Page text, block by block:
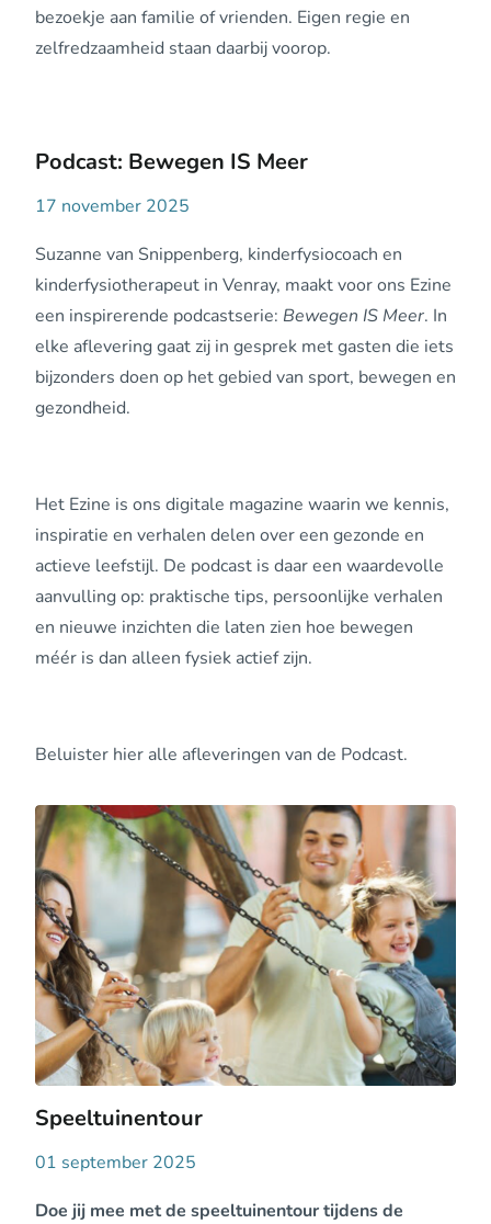
bezoekje aan familie of vrienden. Eigen regie en
zelfredzaamheid staan daarbij voorop.
Podcast: Bewegen IS Meer
17 november 2025
Suzanne van Snippenberg, kinderfysiocoach en
kinderfysiotherapeut in Venray, maakt voor ons Ezine
een inspirerende podcastserie: Bewegen IS Meer. In
elke aflevering gaat zij in gesprek met gasten die iets
bijzonders doen op het gebied van sport, bewegen en
gezondheid.
Het Ezine is ons digitale magazine waarin we kennis,
inspiratie en verhalen delen over een gezonde en
actieve leefstijl. De podcast is daar een waardevolle
aanvulling op: praktische tips, persoonlijke verhalen
en nieuwe inzichten die laten zien hoe bewegen
méér is dan alleen fysiek actief zijn.
Beluister hier alle afleveringen van de Podcast.
Speeltuinentour
01 september 2025
Doe jij mee met de speeltuinentour tijdens de